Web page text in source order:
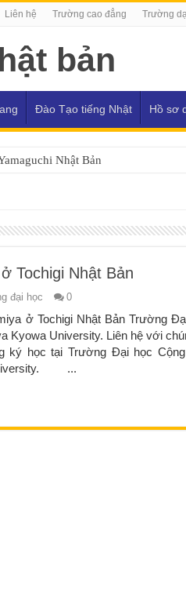
Liên hệ Trường cao đẳng Trường
Đào Tạo tiếng Nhật Hồ sơ
Nhật Bản
Tochigi Nhật Bản
đại học 0
ở Tochigi Nhật Bản Trường
Kyowa University. Liên hệ với
ký học tại Trường Đại học
...